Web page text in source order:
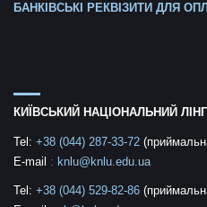
БАНКІВСЬКІ РЕКВІЗИТИ ДЛЯ
КИЇВСЬКИЙ НАЦІОНАЛЬНИЙ
Tel: +38 (044) 287-33-72
E-mail : knlu@knlu.edu.ua
Tel: +38 (044) 529-82-86